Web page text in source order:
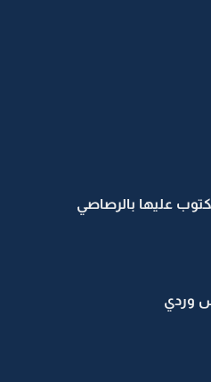
عليها بالرصاصي
وردي